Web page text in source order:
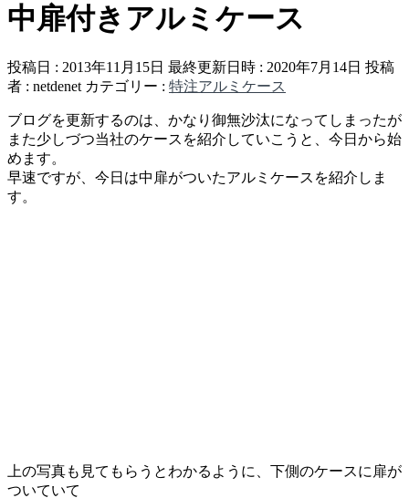
中扉付きアルミケース
投稿日 : 2013年11月15日 最終更新日時 : 2020年7月14日 投稿
者 : netdenet カテゴリー : 特注アルミケース
ブログを更新するのは、かなり御無沙汰になってしまったが
また少しづつ当社のケースを紹介していこうと、今日から始
めます。
早速ですが、今日は中扉がついたアルミケースを紹介しま
す。
上の写真も見てもらうとわかるように、下側のケースに扉が
ついていて